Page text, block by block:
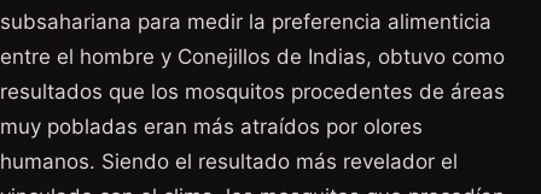
subsahariana para medir la preferencia alimenticia
entre el hombre y Conejillos de Indias, obtuvo como
resultados que los mosquitos procedentes de áreas
muy pobladas eran más atraídos por olores
humanos. Siendo el resultado más revelador el